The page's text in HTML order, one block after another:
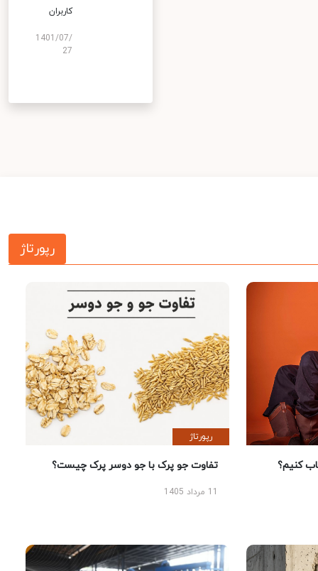
کاربران
1401/07/
27
رپورتاژ
کنیم؟
رپورتاژ
تفاوت جو پرک با جو دوسر پرک چیست؟